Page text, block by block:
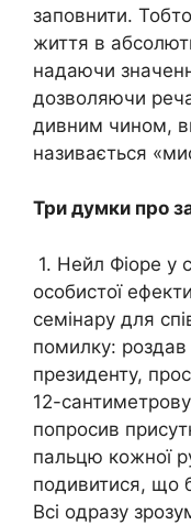
заповнити.
життя в
надаючи
дозволяючи
дивним чином,
називається
Три думки про
1. Нейл Фіоре у
особистої
семінару для
помилку: роздав
президенту,
12-
попросив
пальцю кожної
подивитися, що
Всі одразу